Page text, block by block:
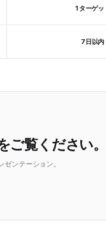
1 ターゲッ
7日以内
ご覧ください。
ンテーション。